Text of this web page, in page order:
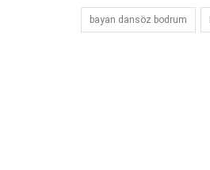
bayan dansöz bodrum